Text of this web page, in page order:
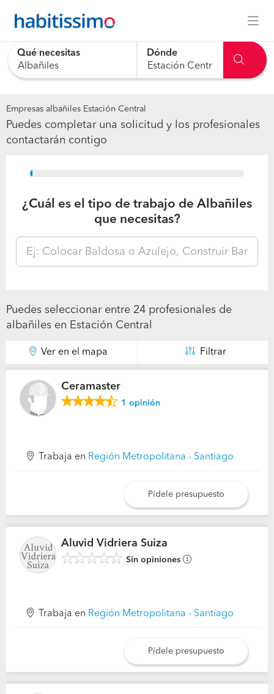
Qué necesitas Dónde
Empresas albañiles Estación Central
Puedes completar una solicitud y los profesionales
contactarán contigo
15%
¿Cuál es el tipo de trabajo de Albañiles
que necesitas?
Puedes seleccionar entre 24 profesionales de
albañiles en Estación Central
Ver en el mapa Filtrar
Ceramaster
1 opinión
Trabaja en Región Metropolitana - Santiago
Pídele presupuesto
Aluvid Vidriera Suiza
Sin opiniones
Trabaja en Región Metropolitana - Santiago
Pídele presupuesto